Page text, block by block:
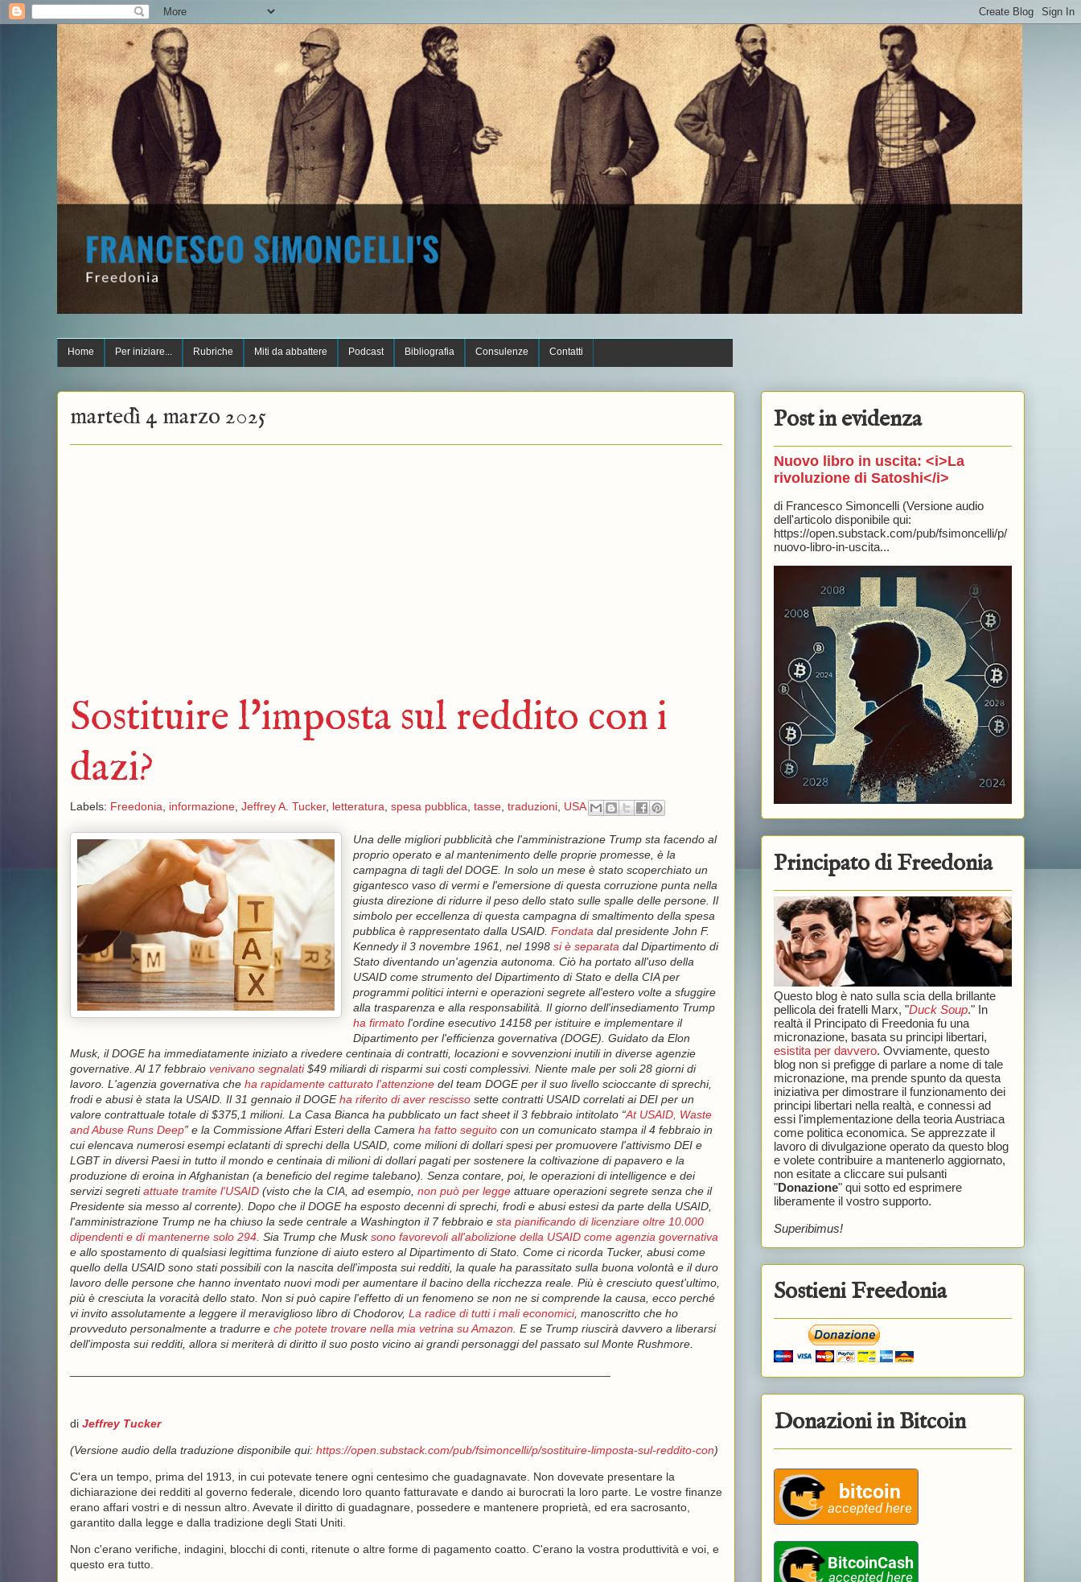
Home Per iniziare... Rubriche Miti da abbattere Podcast Bibliografia Consulenze Contatti
martedì 4 marzo 2025
Sostituire l'imposta sul reddito con i
dazi?
Labels: Freedonia, informazione, Jeffrey A. Tucker, letteratura, spesa pubblica, tasse, traduzioni, USA
Una delle migliori pubblicità che l'amministrazione Trump sta facendo al
proprio operato e al mantenimento delle proprie promesse, è la
campagna di tagli del DOGE. In solo un mese è stato scoperchiato un
gigantesco vaso di vermi e l'emersione di questa corruzione punta nella
giusta direzione di ridurre il peso dello stato sulle spalle delle persone. Il
simbolo per eccellenza di questa campagna di smaltimento della spesa
pubblica è rappresentato dalla USAID. Fondata dal presidente John F.
Kennedy il 3 novembre 1961, nel 1998 si è separata dal Dipartimento di
Stato diventando un'agenzia autonoma. Ciò ha portato all'uso della
USAID come strumento del Dipartimento di Stato e della CIA per
programmi politici interni e operazioni segrete all'estero volte a sfuggire
alla trasparenza e alla responsabilità. Il giorno dell'insediamento Trump
ha firmatol'ordine esecutivo 14158 per istituire e implementare il
Dipartimento per l'efficienza governativa (DOGE). Guidato da Elon
Musk, il DOGE ha immediatamente iniziato a rivedere centinaia di contratti, locazioni e sovvenzioni inutili in diverse agenzie
governative. Al 17 febbraio venivano segnalati$49 miliardi di risparmi sui costi complessivi. Niente male per soli 28 giorni di
lavoro. L'agenzia governativa che ha rapidamente catturato l'attenzionedel team DOGE per il suo livello scioccante di sprechi,
frodi e abusi è stata la USAID. Il 31 gennaio il DOGEha riferito di aver rescissosette contratti USAID correlati ai DEI per un
valore contrattuale totale di $375,1 milioni. La Casa Bianca ha pubblicato un fact sheet il 3 febbraio intitolato “At USAID, Waste
and Abuse Runs Deep” e la Commissione Affari Esteri della Camera ha fatto seguitocon un comunicato stampa il 4 febbraio in
cui elencava numerosi esempi eclatanti di sprechi della USAID, come milioni di dollari spesi per promuovere l'attivismo DEI e
LGBT in diversi Paesi in tutto il mondo e centinaia di milioni di dollari pagati per sostenere la coltivazione di papavero e la
produzione di eroina in Afghanistan (a beneficio del regime talebano). Senza contare, poi, le operazioni di intelligence e dei
servizi segretiattuate tramite l'USAID(visto che la CIA, ad esempio, non può per leggeattuare operazioni segrete senza che il
Presidente sia messo al corrente). Dopo che il DOGE ha esposto decenni di sprechi, frodi e abusi estesi da parte della USAID,
l'amministrazione Trump ne ha chiuso la sede centrale a Washington il 7 febbraio e sta pianificando di licenziare oltre 10.000
dipendenti e di mantenerne solo 294. Sia Trump che Musksono favorevoli all'abolizione della USAID come agenzia governativa
e allo spostamento di qualsiasi legittima funzione di aiuto estero al Dipartimento di Stato. Come ci ricorda Tucker, abusi come
quello della USAID sono stati possibili con la nascita dell'imposta sui redditi, la quale ha parassitato sulla buona volontà e il duro
lavoro delle persone che hanno inventato nuovi modi per aumentare il bacino della ricchezza reale. Più è cresciuto quest'ultimo,
più è cresciuta la voracità dello stato. Non si può capire l'effetto di un fenomeno se non ne si comprende la causa, ecco perché
vi invito assolutamente a leggere il meraviglioso libro di Chodorov, La radice di tutti i mali economici, manoscritto che ho
provveduto personalmente a tradurre e che potete trovare nella mia vetrina su Amazon . E se Trump riuscirà davvero a liberarsi
dell'imposta sui redditi, allora si meriterà di diritto il suo posto vicino ai grandi personaggi del passato sul Monte Rushmore.
di Jeffrey Tucker
(Versione audio della traduzione disponibile qui: https://open.substack.com/pub/fsimoncelli/p/sostituire-limposta-sul-reddito-con)
C'era un tempo, prima del 1913, in cui potevate tenere ogni centesimo che guadagnavate. Non dovevate presentare la
dichiarazione dei redditi al governo federale, dicendo loro quanto fatturavate e dando ai burocrati la loro parte. Le vostre finanze
erano affari vostri e di nessun altro. Avevate il diritto di guadagnare, possedere e mantenere proprietà, ed era sacrosanto,
garantito dalla legge e dalla tradizione degli Stati Uniti.
Non c'erano verifiche, indagini, blocchi di conti, ritenute o altre forme di pagamento coatto. C'erano la vostra produttività e voi, e
questo era tutto.
Post in evidenza
Nuovo libro in uscita: <i>La
rivoluzione di Satoshi</i>
di Francesco Simoncelli (Versione audio
dell'articolo disponibile qui:
https://open.substack.com/pub/fsimoncelli/p/
nuovo-libro-in-uscita...
Principato di Freedonia
Questo blog è nato sulla scia della brillante
pellicola dei fratelli Marx, "Duck Soup." In
realtà il Principato di Freedonia fu una
micronazione, basata su principi libertari,
esistita per davvero. Ovviamente, questo
blog non si prefigge di parlare a nome di tale
micronazione, ma prende spunto da questa
iniziativa per dimostrare il funzionamento dei
principi libertari nella realtà, e connessi ad
essi l'implementazione della teoria Austriaca
come politica economica. Se apprezzate il
lavoro di divulgazione operato da questo blog
e volete contribuire a mantenerlo aggiornato,
non esitate a cliccare sui pulsanti
"Donazione" qui sotto ed esprimere
liberamente il vostro supporto.
Superibimus!
Sostieni Freedonia
Donazioni in Bitcoin